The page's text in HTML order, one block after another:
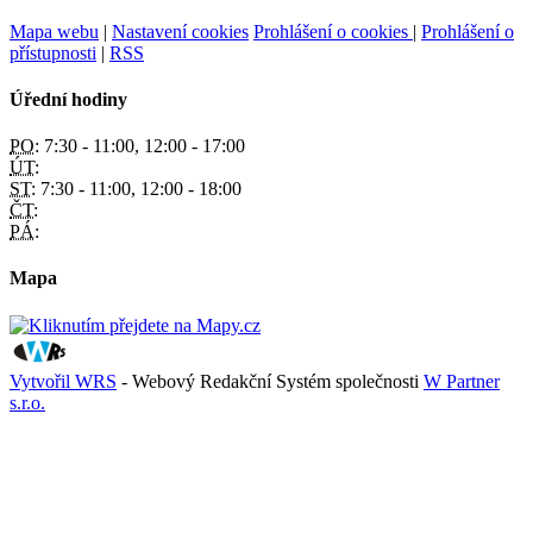
Mapa webu | Nastavení cookies Prohlášení o cookies | Prohlášení o
přístupnosti | RSS
Úřední hodiny
PO: 7:30 - 11:00, 12:00 - 17:00
ÚT:
ST: 7:30 - 11:00, 12:00 - 18:00
ČT:
PÁ:
Mapa
Vytvořil WRS - Webový Redakční Systém společnosti W Partner
s.r.o.